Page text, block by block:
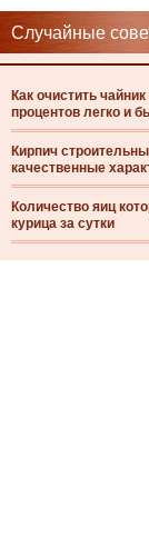
Случайные
Как очистить
процентов легко и
Кирпич
качественные
Количество яиц
курица за сутки